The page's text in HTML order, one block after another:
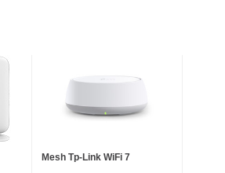
Mesh Tp-Link WiFi 7